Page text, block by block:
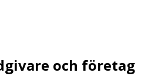
och företag